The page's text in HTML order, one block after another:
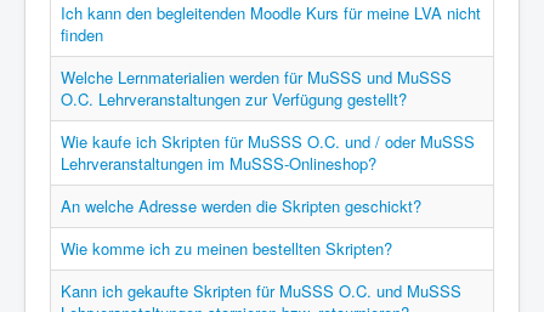
Ich kann den begleitenden Moodle Kurs für meine LVA nicht
finden
Welche Lernmaterialien werden für MuSSS und MuSSS
O.C. Lehrveranstaltungen zur Verfügung gestellt?
Wie kaufe ich Skripten für MuSSS O.C. und / oder MuSSS
Lehrveranstaltungen im MuSSS-Onlineshop?
An welche Adresse werden die Skripten geschickt?
Wie komme ich zu meinen bestellten Skripten?
Kann ich gekaufte Skripten für MuSSS O.C. und MuSSS